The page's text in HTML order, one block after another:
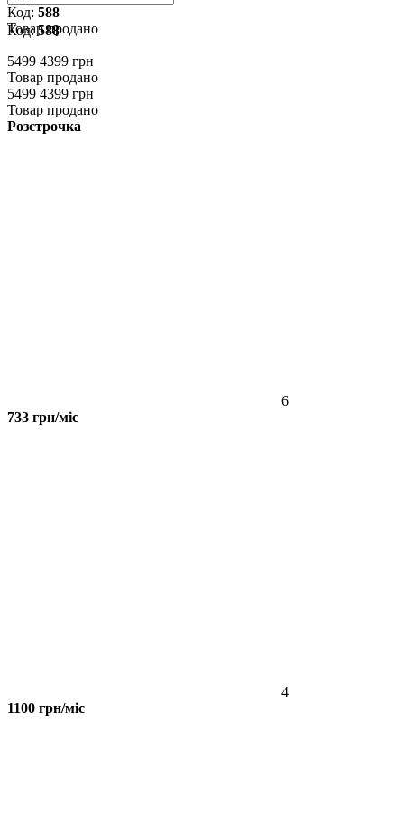
Код: 588
Товар продано
Код:588
5499 4399 грн
Товар продано
5499 4399 грн
Товар продано
Розстрочка
6
733 грн/міс
4
1100 грн/міс